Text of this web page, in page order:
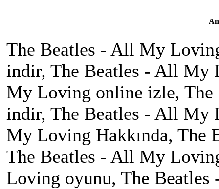
The Beatles - All My
indir, The Beatles - All My
My Loving online izle,
indir, The Beatles - All My
My Loving Hakkında,
The Beatles - All My
Loving oyunu, The